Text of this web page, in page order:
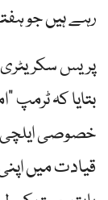
رہے ہیں جو
پریس سکریٹری
بتایا کہ
خصوصی ایلچی
قیادت میں